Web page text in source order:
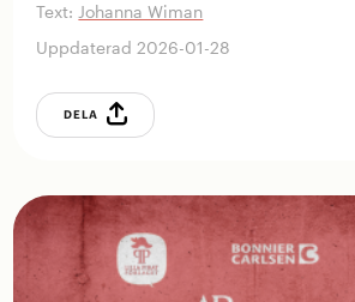
Text: Johanna Wiman
Uppdaterad 2026-01-28
DELA